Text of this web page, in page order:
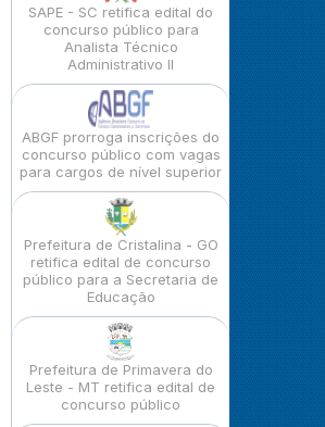
SAPE - SC retifica edital do
concurso público para
Analista Técnico
Administrativo II
ABGF prorroga inscrições do
concurso público com vagas
para cargos de nível superior
Prefeitura de Cristalina - GO
retifica edital de concurso
público para a Secretaria de
Educação
Prefeitura de Primavera do
Leste - MT retifica edital de
concurso público